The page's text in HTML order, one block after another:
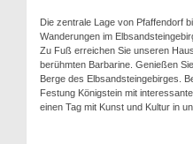
Die zentrale Lage von Pfaffendorf
Wanderungen im
Zu Fuß erreichen Sie unseren
berühmten Barbarine. Genießen
Berge des Elbsandsteingebirges.
Festung Königstein mit
einen Tag mit Kunst und Kultur in